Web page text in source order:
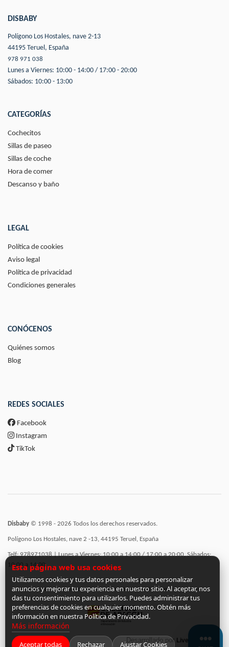
DISBABY
Polígono Los Hostales, nave 2-13
44195 Teruel, España
978 971 038
Lunes a Viernes: 10:00 - 14:00 / 17:00 - 20:00
Sábados: 10:00 - 13:00
CATEGORÍAS
Cochecitos
Sillas de paseo
Sillas de coche
Hora de comer
Descanso y baño
LEGAL
Política de cookies
Aviso legal
Política de privacidad
Condiciones generales
CONÓCENOS
Quiénes somos
Blog
REDES SOCIALES
Facebook
Instagram
TikTok
Disbaby © 1998 - 2026 Todos los derechos reservados.
Polígono Los Hostales, nave 2 -13, 44195 Teruel, España
Telf: 978971038 | Lunes a Viernes: 10:00 a 14:00 / 17:00 a 20:00, Sábados:
10:00 a 14:00
Incorporación de funcionalidades semánticas a la web subvencionadas por:
Desarrollado por LiveCommerce
Esta página web usa cookies
Utilizamos cookies y tus datos personales para personalizar
anuncios y mejorar tu experiencia en nuestro sitio. Al aceptar, nos
das tu consentimiento para utilizarlos. Puedes administrar tus
preferencias de cookies en cualquier momento. Obtén más
información en nuestra Política de Privacidad.
Más información
Aceptar todas Rechazar Ajustar Cookies